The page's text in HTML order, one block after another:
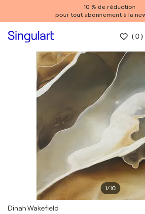
10 % de réduction
pour tout abonnement à la
(0 )
1/10
Dinah Wakefield